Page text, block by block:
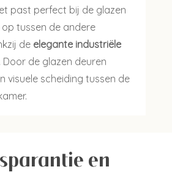
past perfect bij de glazen
tussen de andere
de elegante industriële
Door de glazen deuren
visuele scheiding tussen de
en